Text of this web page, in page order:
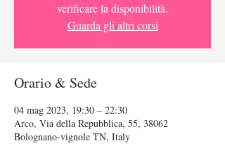
verificare la disponibilità.
Guarda gli altri corsi
Orario & Sede
04 mag 2023, 19:30 – 22:30
Arco, Via della Repubblica, 55, 38062
Bolognano-vignole TN, Italy